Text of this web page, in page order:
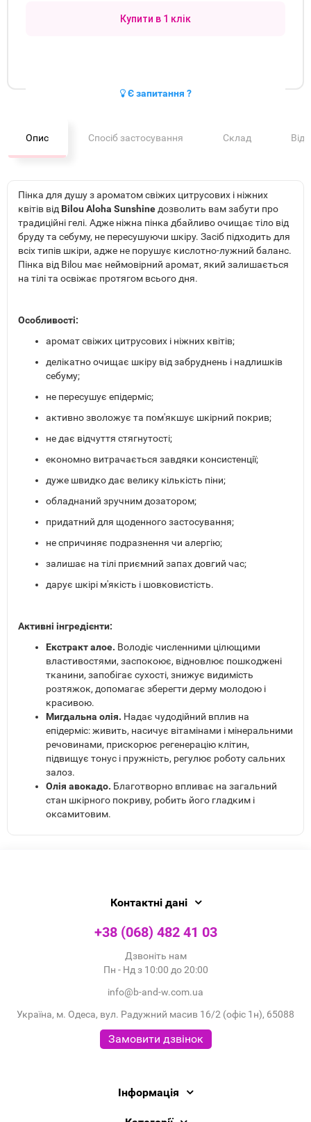
Купити в 1 клік
Є запитання ?
Опис Спосіб застосування Склад
Пінка для душу з ароматом свіжих цитрусових і ніжних
квітів від Bilou Aloha Sunshine дозволить вам забути про
традиційні гелі. Адже ніжна пінка дбайливо очищає тіло від
бруду та себуму, не пересушуючи шкіру. Засіб підходить для
всіх типів шкіри, адже не порушує кислотно-лужний баланс.
Пінка від Bilou має неймовірний аромат, який залишається
на тілі та освіжає протягом всього дня.
Особливості:
аромат свіжих цитрусових і ніжних квітів;
делікатно очищає шкіру від забруднень і надлишків
себуму;
не пересушує епідерміс;
активно зволожує та пом'якшує шкірний покрив;
не дає відчуття стягнутості;
економно витрачається завдяки консистенції;
дуже швидко дає велику кількість піни;
обладнаний зручним дозатором;
придатний для щоденного застосування;
не спричиняє подразнення чи алергію;
залишає на тілі приємний запах довгий час;
дарує шкірі м'якість і шовковистість.
Активні інгредієнти:
Екстракт алое. Володіє численними цілющими
властивостями, заспокоює, відновлює пошкоджені
тканини, запобігає сухості, знижує видимість
розтяжок, допомагає зберегти дерму молодою і
красивою.
Мигдальна олія. Надає чудодійний вплив на
епідерміс: живить, насичує вітамінами і мінеральними
речовинами, прискорює регенерацію клітин,
підвищує тонус і пружність, регулює роботу сальних
залоз.
Олія авокадо. Благотворно впливає на загальний
стан шкірного покриву, робить його гладким і
оксамитовим.
Контактні дані
+38 (068) 482 41 03
Дзвоніть нам
Пн - Нд з 10:00 до 20:00
info@b-and-w.com.ua
Україна, м. Одеса, вул. Радужний масив 16/2 (офіс 1н), 65088
Замовити дзвінок
Інформація